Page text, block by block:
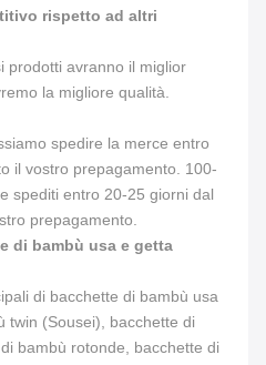
rispetto ad altri
prodotti avranno il miglior
la migliore qualità.
spedire la merce entro
il vostro prepagamento. 100-
spediti entro 20-25 giorni dal
prepagamento.
di bambù usa e getta
twin (Sousei), bacchette di
bambù rotonde, bacchette di